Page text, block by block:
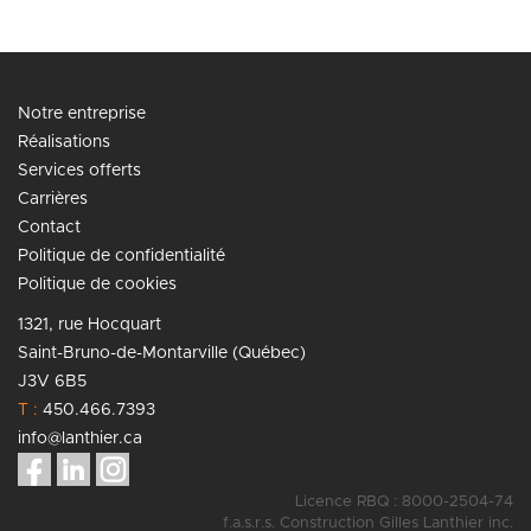
Notre entreprise
Réalisations
Services offerts
Carrières
Contact
Politique de confidentialité
Politique de cookies
1321, rue Hocquart
Saint-Bruno-de-Montarville (Québec)
J3V 6B5
T : 450.466.7393
info@lanthier.ca
Licence RBQ : 8000-2504-74
f.a.s.r.s. Construction Gilles Lanthier inc.